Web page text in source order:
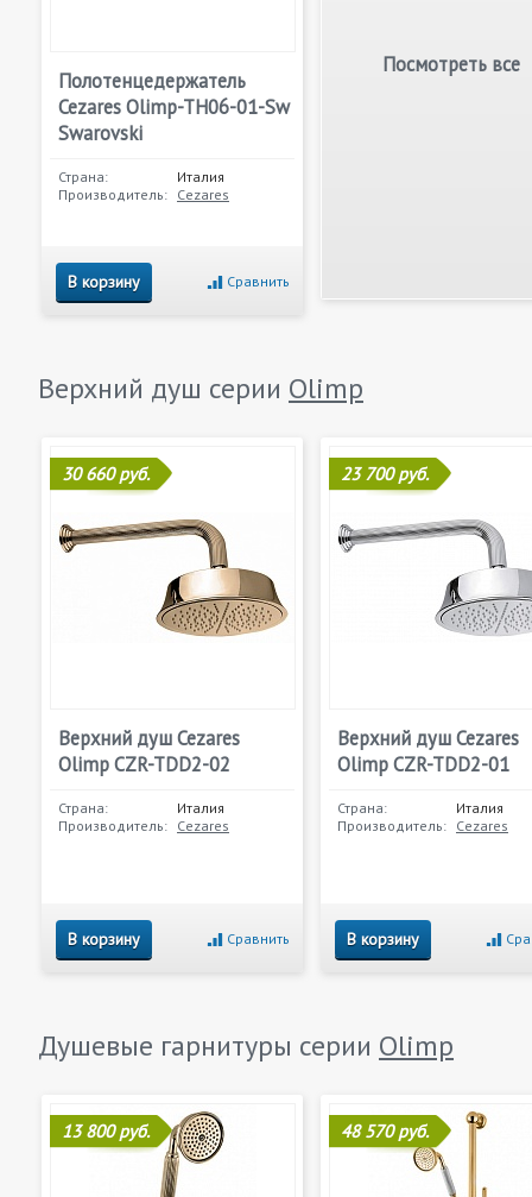
Полотенцедержатель
Cezares Olimp-TH06-01-Sw
Swarovski
Страна:
Италия
Производитель: Cezares
В корзину Сравнить
Посмотреть все
Верхний душ серии Olimp
30 660 руб.
Верхний душ Cezares
Olimp CZR-TDD2-02
Страна:
Италия
Производитель: Cezares
В корзину Сравнить
23 700 руб.
Верхний душ Cezares
Olimp CZR-TDD2-01
Страна:
Италия
Производитель: Cezares
В корзину
Душевые гарнитуры серии Olimp
13 800 руб. 48 570 руб.